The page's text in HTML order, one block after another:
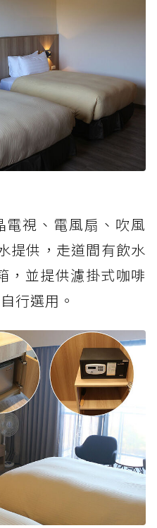
視、電風扇、吹風
提供，走道間有飲水
，並提供濾掛式咖啡
行選用。